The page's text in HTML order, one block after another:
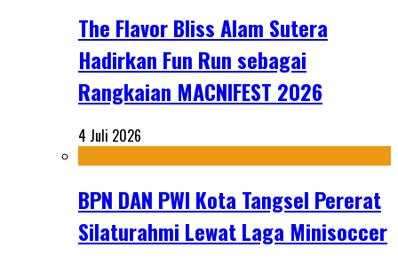
The Flavor Bliss Alam Sutera
Hadirkan Fun Run sebagai
Rangkaian MACNIFEST 2026
4 Juli 2026
BPN DAN PWI Kota Tangsel Pererat
Silaturahmi Lewat Laga Minisoccer